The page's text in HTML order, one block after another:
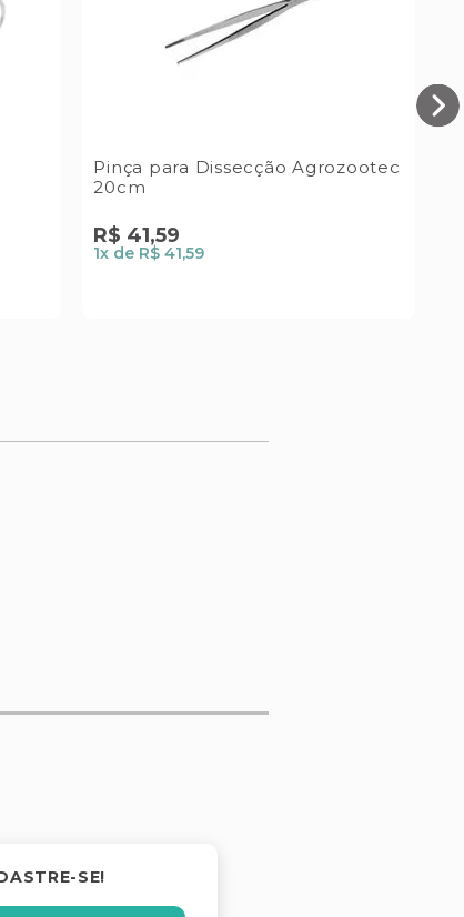
Pinça para Dissecção Agrozootec
20cm
R$ 41,59
1x de R$ 41,59
SE!